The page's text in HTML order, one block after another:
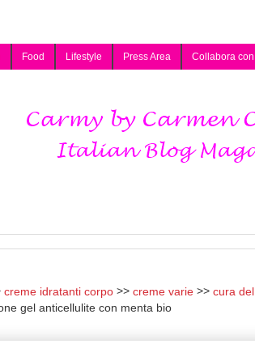
Food Lifestyle Press Area Collabora con
creme idratanti corpo creme varie cura
gel anticellulite con menta bio